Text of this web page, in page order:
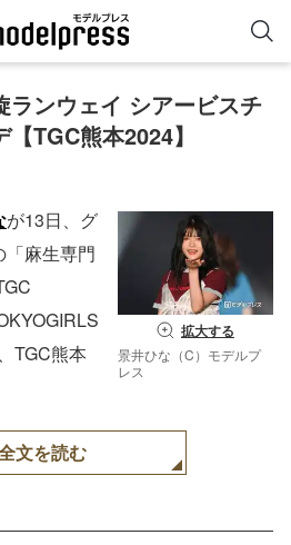
ランウェイ シアービスチ
TGC熊本2024】
拡大する
景井ひな（C）モデルプ
レス
が13日、グ
「麻生専門
TGC熊本
文を読む